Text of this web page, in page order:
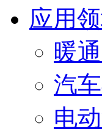
应用
暖
汽
电